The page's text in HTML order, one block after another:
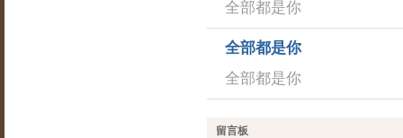
全部都是你
全部都是你
全部都是你
留言板